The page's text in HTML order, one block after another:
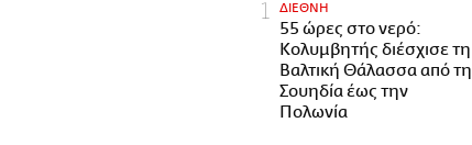
ΔΙΕΘΝΗ
55 ώρες στο νερό:
Κολυμβητής διέσχισε τη
Βαλτική Θάλασσα από τη
Σουηδία έως την
Πολωνία